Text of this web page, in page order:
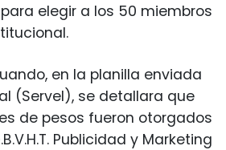
elegir a los 50 miembros
en la planilla enviada
(Servel), se detallara que
de pesos fueron otorgados
Publicidad y Marketing